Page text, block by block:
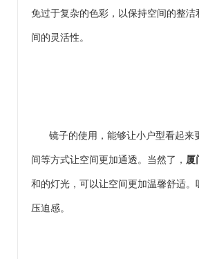
免过于复杂的色彩，以保持空间的整
间的灵活性。
镜子的使用，能够让小户型看起
间等方式让空间更加通透。当然了， 厦
和的灯光，可以让空间更加温馨舒适
压迫感。